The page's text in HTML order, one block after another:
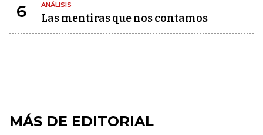
6 ANÁLISIS
Las mentiras que nos contamos
MÁS DE EDITORIAL